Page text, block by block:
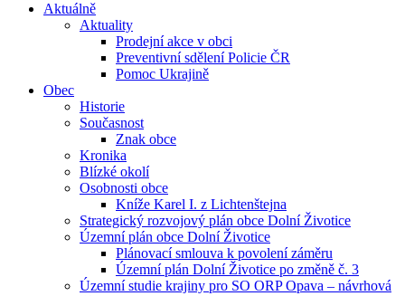
Aktuálně
Aktuality
Prodejní akce v obci
Preventivní sdělení Policie ČR
Pomoc Ukrajině
Obec
Historie
Současnost
Znak obce
Kronika
Blízké okolí
Osobnosti obce
Kníže Karel I. z Lichtenštejna
Strategický rozvojový plán obce Dolní Životice
Územní plán obce Dolní Životice
Plánovací smlouva k povolení záměru
Územní plán Dolní Životice po změně č. 3
Územní studie krajiny pro SO ORP Opava – návrhová